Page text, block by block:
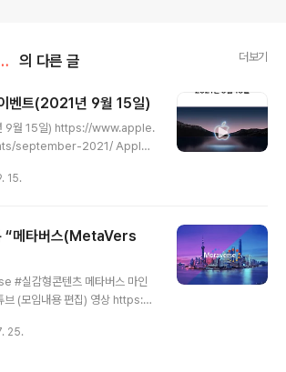
(ICT) 소식 의 다른 글 더보기
벤트(2021년 9월 15일)
9월 15일) https://www.apple.
september-2021/ Apple
Series 7, iPad mini, iPad.
Watch the replay from S
developer.apple.co
서 California streaming. 을
15.
“메타버스(MetaVers
#실감형콘텐츠 메타버스 마인
브 (모임내용 편집) 영상 https://
groups/ubiunet/?ref=sh
25.